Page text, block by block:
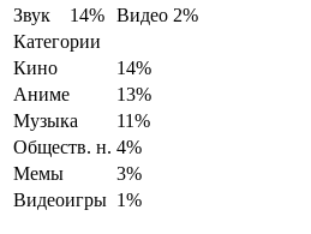
Звук
14% Видео 2%
Категории
Кино
14%
Аниме
13%
Музыка
11%
Обществ. н. 4%
Мемы
3%
Видеоигры 1%